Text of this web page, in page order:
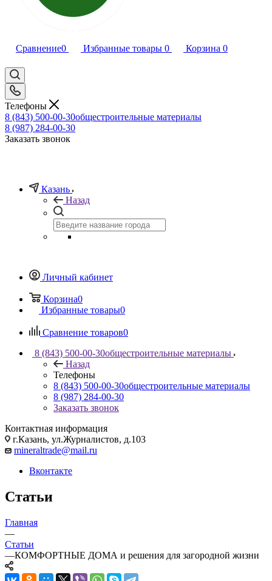
Сравнение0 Избранные товары 0 Корзина 0
Телефоны
8 (843) 500-00-30общестроительные материалы
8 (987) 284-00-30
Заказать звонок
Казань
Назад
Личный кабинет
Корзина0
Избранные товары0
Сравнение товаров0
8 (843) 500-00-30общестроительные материалы
Назад
Телефоны
8 (843) 500-00-30общестроительные материалы
8 (987) 284-00-30
Заказать звонок
Контактная информация
г.Казань, ул.Журналистов, д.103
mineraltrade@mail.ru
Вконтакте
Статьи
Главная
—
Статьи
—КОМФОРТНЫЕ ДОМА и решения для загородной жизни